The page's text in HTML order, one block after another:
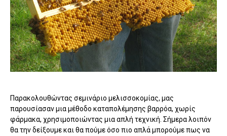
Παρακολουθώντας σεμινάριο μελισσοκομίας, μας
παρουσίασαν μια μέθοδο καταπολέμησης βαρρόα, χωρίς
φάρμακα, χρησιμοποιώντας μια απλή τεχνική. Σήμερα λοιπόν
θα την δείξουμε και θα πούμε όσο πιο απλά μπορούμε πως να